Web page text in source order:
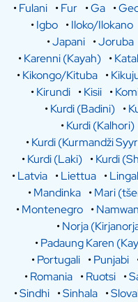
•Fulani •Fur •Ga •
•Igbo •Iloko/Ilokano
•Japani •Joruba
•Karenni (Kayah) •
•Kikongo/Kituba •
•Kirundi •Kisii •
•Kurdi (Badini) •
•Kurdi (Kalhori)
•Kurdi (Kurmandži
•Kurdi (Laki) •Kurdi
•Latvia •Liettua •
•Mandinka •Mari
•Montenegro •
•Norja
•Padaung Karen
•Portugali •Punjabi
•Romania •Ruotsi •
•Sindhi •Sinhala •